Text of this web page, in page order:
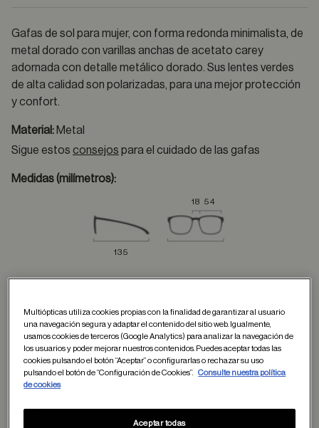
Gafas de sol para mujer, con forma redonda minimalista, de
metal dorado con varillas anchas de acetato carey
adornada con detalle metálico dorado. Sus lentes verdes
de alta calidad son polarizadas, para una mejor protección
y confort.
Material: Metal
Sigue estos consejos para el cuidado de las gafas
Medidas (milímetros):
18 54
135
Garantía y devoluciones
Condiciones de envío
Métodos de pago
Multiópticas utiliza cookies propias con la finalidad de garantizar al usuario
una navegación segura y adaptar el contenido del sitio web. Igualmente,
usamos cookies de terceros (Google Analytics) para analizar la navegación de
los usuarios y poder mejorar nuestros contenidos. Puedes aceptar todas las
cookies pulsando el botón “Aceptar” o configurarlas o rechazar su uso
pulsando el botón de “Configuración de Cookies”.
Consulte nuestra política
de cookies
Aceptar todas